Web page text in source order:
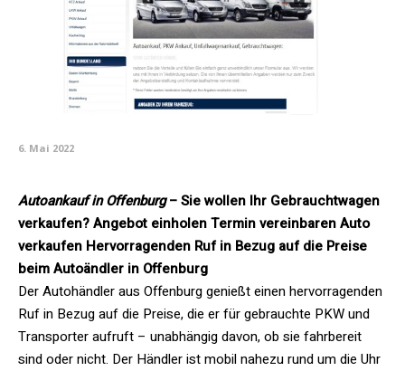
6. Mai 2022
Autoankauf in Offenburg– Sie wollen Ihr Gebrauchtwagen
verkaufen? Angebot einholen Termin vereinbaren Auto
verkaufen Hervorragenden Ruf in Bezug auf die Preise
beim Autoändler in Offenburg
Der Autohändler aus Offenburg genießt einen hervorragenden
Ruf in Bezug auf die Preise, die er für gebrauchte PKW und
Transporter aufruft – unabhängig davon, ob sie fahrbereit
sind oder nicht. Der Händler ist mobil nahezu rund um die Uhr